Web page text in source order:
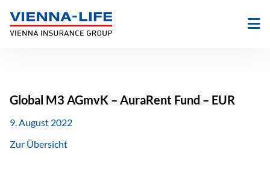
Inhalt
springen
Global M3 AGmvK – AuraRent Fund – EUR
9. August 2022
Zur Übersicht